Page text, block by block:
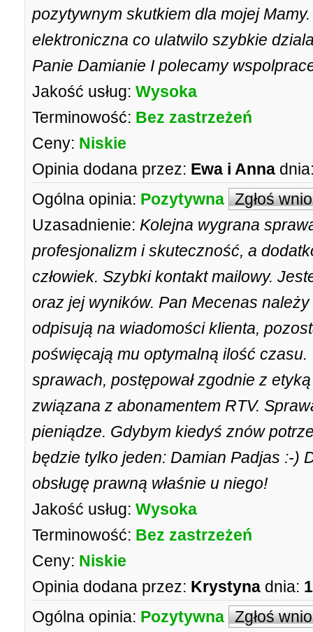
pozytywnym skutkiem dla mojej
elektroniczna co ulatwilo szybkie
Panie Damianie I polecamy
Jakość usług: Wysoka
Terminowość: Bez zastrzeżeń
Ceny: Niskie
Opinia dodana przez: Ewa i Anna
Ogólna opinia: Pozytywna Zgłoś
Uzasadnienie: Kolejna wygrana
profesjonalizm i skuteczność, a
człowiek. Szybki kontakt mailowy.
oraz jej wyników. Pan Mecenas
odpisują na wiadomości klienta,
poświęcają mu optymalną ilość
sprawach, postępował zgodnie z
związana z abonamentem RTV.
pieniądze. Gdybym kiedyś znów
będzie tylko jeden: Damian Padjas :-)
obsługę prawną właśnie u niego!
Jakość usług: Wysoka
Terminowość: Bez zastrzeżeń
Ceny: Niskie
Opinia dodana przez: Krystyna dnia:
Ogólna opinia: Pozytywna Zgłoś